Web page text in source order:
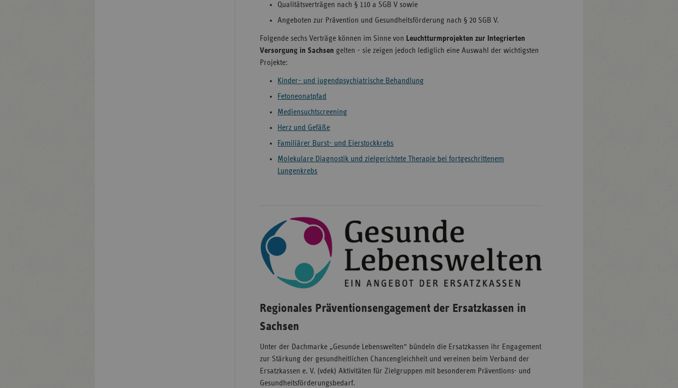
Qualitätsverträgen nach § 110 a SGB V sowie
Angeboten zur Prävention und Gesundheitsförderung nach § 20 SGB V.
Folgende sechs Verträge können im Sinne von Leuchtturmprojekten zur Integrierten
Versorgung in Sachsen gelten - sie zeigen jedoch lediglich eine Auswahl der wichtigsten
Projekte:
Kinder- und jugendpsychiatrische Behandlung
Fetoneonatpfad
Mediensuchtscreening
Herz und Gefäße
Familiärer Burst- und Eierstockkrebs
Molekulare Diagnostik und zielgerichtete Therapie bei fortgeschrittenem
Lungenkrebs
Regionales Präventionsengagement der Ersatzkassen in
Sachsen
Unter der Dach­marke „Gesunde Lebenswelten“ bündeln die Ersatzkassen ihr Engagement
zur Stärkung der gesund­­heit­lichen Chancen­gleich­heit und vereinen beim Verband der
Ersatzkassen e. V. (vdek) Aktivitäten für Ziel­gruppen mit besonderem Präventions- und
Gesund­heits­­förderungs­bedarf.